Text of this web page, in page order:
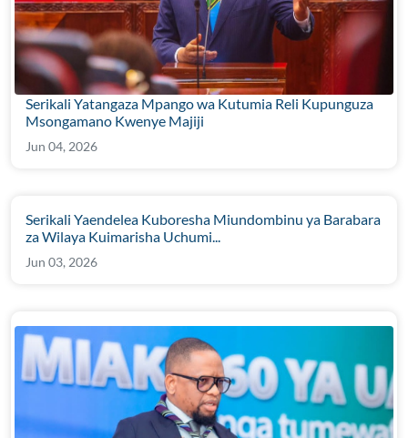
Serikali Yatangaza Mpango wa Kutumia Reli Kupunguza
Msongamano Kwenye Majiji
Jun 04, 2026
Serikali Yaendelea Kuboresha Miundombinu ya Barabara
za Wilaya Kuimarisha Uchumi...
Jun 03, 2026